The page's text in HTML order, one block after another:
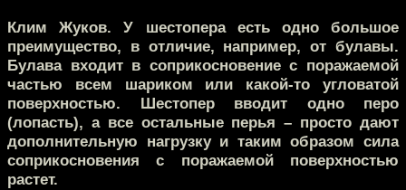
Клим Жуков.У шестопера есть одно большое
преимущество, в отличие, например, от булавы.
Булава входит в соприкосновение с поражаемой
частью всем шариком или какой-то угловатой
поверхностью. Шестопер вводит одно перо
(лопасть), а все остальные перья – просто дают
дополнительную нагрузку и таким образом сила
соприкосновения с поражаемой поверхностью
растет.